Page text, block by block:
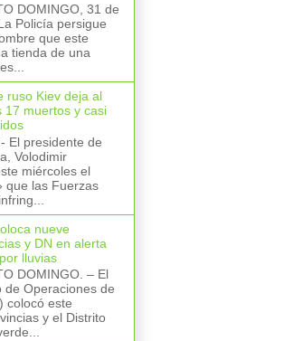
DOMINGO, 31 de
Policía persigue
que este
tienda de una
ruso Kiev deja al
17 muertos y casi
El presidente de
Volodimir
miércoles el
que las Fuerzas
nueve
y DN en alerta
lluvias
DOMINGO. – El
de Operaciones de
colocó este
y el Distrito